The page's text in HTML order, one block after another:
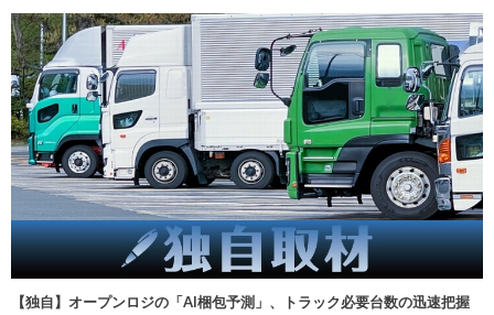
【独自】オープンロジの「AI梱包予測」、トラック必要台数の迅速把握